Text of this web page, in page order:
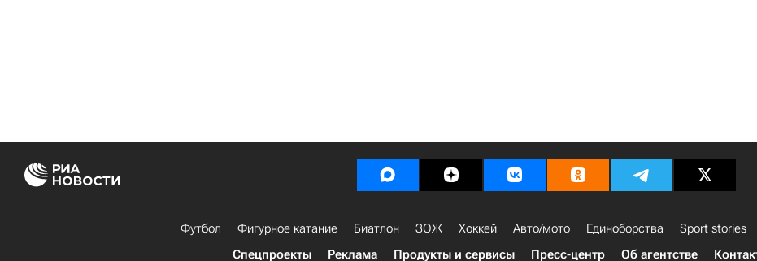
Футбол Фигурное катание Биатлон ЗОЖ Хоккей Авто/мото Единоборства Sport stories
Спецпроекты
Реклама Продукты и сервисы Пресс-центр Об агентстве